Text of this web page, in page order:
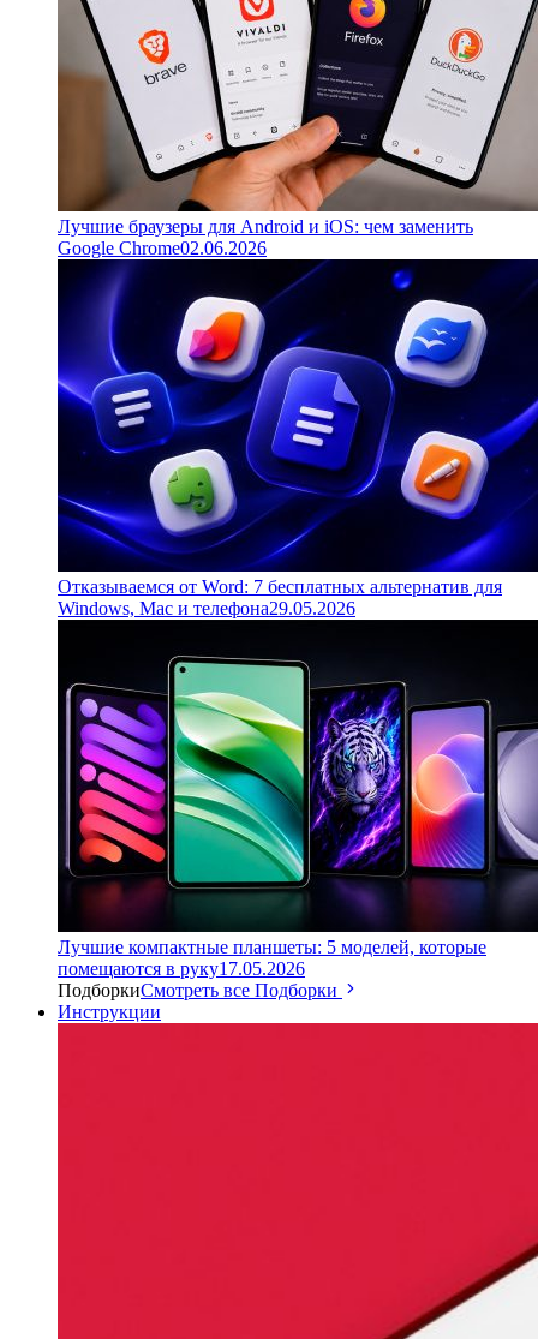
Лучшие браузеры для Android и iOS: чем заменить
Google Chrome02.06.2026
Отказываемся от Word: 7 бесплатных альтернатив для
Windows, Mac и телефона29.05.2026
Лучшие компактные планшеты: 5 моделей, которые
помещаются в руку17.05.2026
ПодборкиСмотреть все Подборки
Инструкции